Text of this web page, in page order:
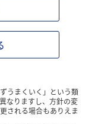
うまくいく」という類
なりますし、方針の変
される場合もありえま